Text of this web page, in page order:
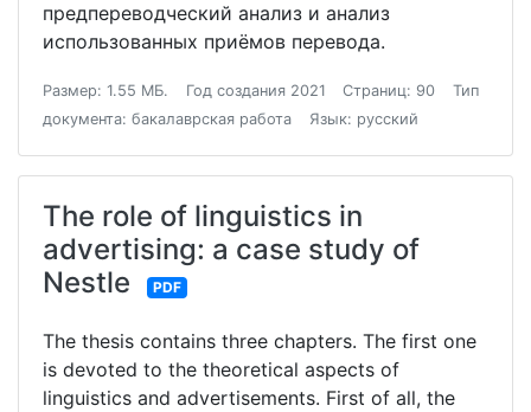
предпереводческий анализ и анализ
использованных приёмов перевода.
Размер: 1.55 МБ. Год создания 2021 Страниц: 90
Тип
документа: бакалаврская работа
Язык: русский
The role of linguistics in
advertising: a case study of
Nestle
PDF
The thesis contains three chapters. The first one
is devoted to the theoretical aspects of
linguistics and advertisements. First of all, the